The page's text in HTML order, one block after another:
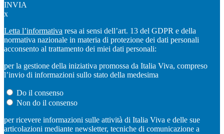
INVIA
x
Letta l’informativa resa ai sensi dell’art. 13 del GDPR e della
normativa nazionale in materia di protezione dei dati personali
acconsento al trattamento dei miei dati personali:
per la gestione della iniziativa promossa da Italia Viva, compreso
l’invio di informazioni sullo stato della medesima
Do il consenso
Non do il consenso
per ricevere informazioni sulle attività di Italia Viva e delle sue
articolazioni mediante newsletter, tecniche di comunicazione a